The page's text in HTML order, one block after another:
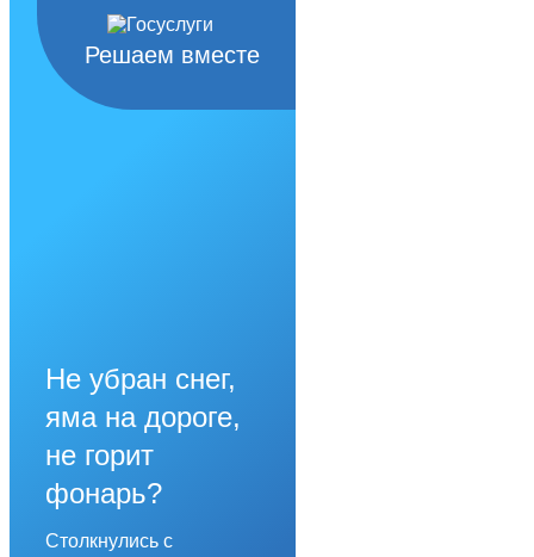
Решаем вместе
Не убран снег,
яма на дороге,
не горит
фонарь?
Столкнулись с